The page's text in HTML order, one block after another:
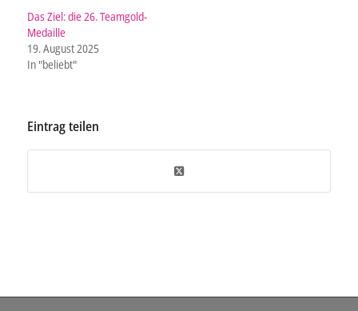
Das Ziel: die 26. Teamgold-
Medaille
19. August 2025
In "beliebt"
Eintrag teilen